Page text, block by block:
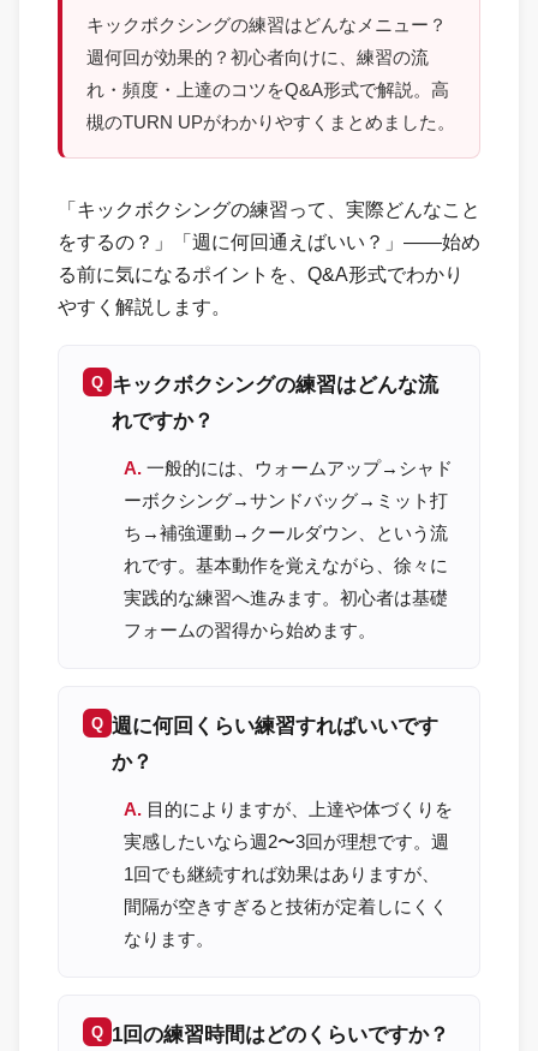
キックボクシングの練習はどんなメニュー？
週何回が効果的？初心者向けに、練習の流
れ・頻度・上達のコツをQ&A形式で解説。高
槻のTURN UPがわかりやすくまとめました。
「キックボクシングの練習って、実際どんなこと
をするの？」「週に何回通えばいい？」——始め
る前に気になるポイントを、Q&A形式でわかり
やすく解説します。
キックボクシングの練習はどんな流
れですか？
一般的には、ウォームアップ→シャド
ーボクシング→サンドバッグ→ミット打
ち→補強運動→クールダウン、という流
れです。基本動作を覚えながら、徐々に
実践的な練習へ進みます。初心者は基礎
フォームの習得から始めます。
週に何回くらい練習すればいいです
か？
目的によりますが、上達や体づくりを
実感したいなら週2〜3回が理想です。週
1回でも継続すれば効果はありますが、
間隔が空きすぎると技術が定着しにくく
なります。
1回の練習時間はどのくらいですか？